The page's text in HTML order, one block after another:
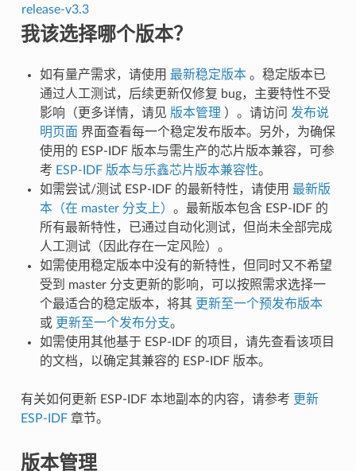
release-v3.3
我该选择哪个版本？
如有量产需求，请使用 最新稳定版本。稳定版本已
通过人工测试，后续更新仅修复 bug，主要特性不受
影响（更多详情，请见 版本管理 ）。请访问 发布说
明页面 界面查看每一个稳定发布版本。另外，为确保
使用的 ESP-IDF 版本与需生产的芯片版本兼容，可参
考 ESP-IDF 版本与乐鑫芯片版本兼容性。
如需尝试/测试 ESP-IDF 的最新特性，请使用 最新版
本（在 master 分支上） 。最新版本包含 ESP-IDF 的
所有最新特性，已通过自动化测试，但尚未全部完成
人工测试（因此存在一定风险）。
如需使用稳定版本中没有的新特性，但同时又不希望
受到 master 分支更新的影响，可以按照需求选择一
个最适合的稳定版本，将其 更新至一个预发布版本
或 更新至一个发布分支。
如需使用其他基于 ESP-IDF 的项目，请先查看该项目
的文档，以确定其兼容的 ESP-IDF 版本。
有关如何更新 ESP-IDF 本地副本的内容，请参考 更新
ESP-IDF章节。
版本管理